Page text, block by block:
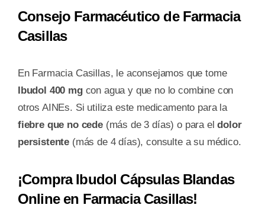
Consejo Farmacéutico de Farmacia
Casillas
En Farmacia Casillas, le aconsejamos que tome
Ibudol 400 mgcon agua y que no lo combine con
otros AINEs. Si utiliza este medicamento para la
fiebre que no cede(más de 3 días) o para eldolor
persistente (más de 4 días), consulte a su médico.
¡Compra Ibudol Cápsulas Blandas
Online en Farmacia Casillas!